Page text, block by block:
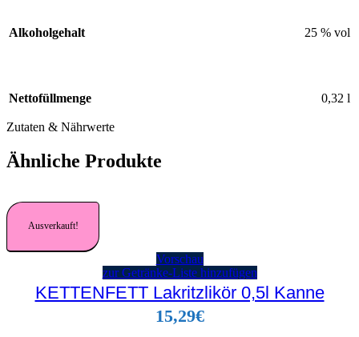
Alkoholgehalt 25 % vol
Nettofüllmenge 0,32 l
Zutaten & Nährwerte
Ähnliche Produkte
Ausverkauft!
Vorschau
zur Getränke-Liste hinzufügen
KETTENFETT Lakritzlikör 0,5l Kanne
15,29€